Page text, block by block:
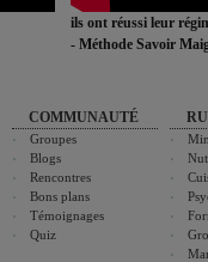
ils ont réussi leur
- Méthode Savoir
COMMUNAUTÉ
Groupes
Blogs
Rencontres
Bons plans
Témoignages
Quiz